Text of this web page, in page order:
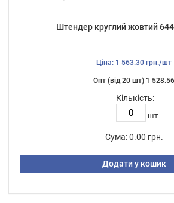
Штендер круглий жовтий
Ціна: 1 563.30 грн./шт
Опт (від 20 шт) 1
Кількість:
шт
Сума: 0.00 грн.
Додати у кошик